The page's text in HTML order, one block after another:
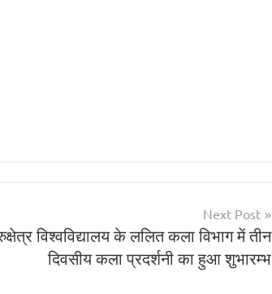
Next Post
विश्वविद्यालय के ललित कला विभाग में तीन
दिवसीय कला प्रदर्शनी का हुआ शुभारम्भ